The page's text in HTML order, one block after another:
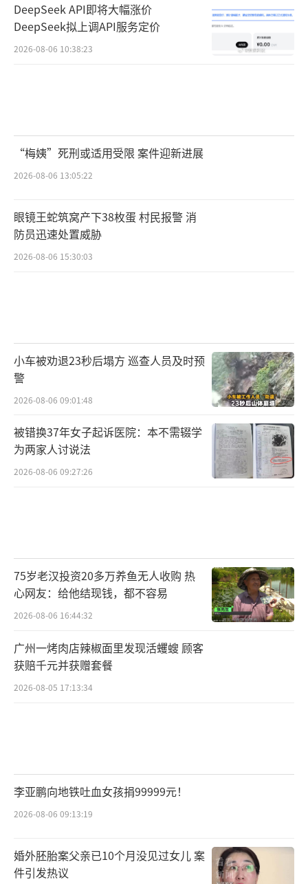
DeepSeek API即将大幅涨价
DeepSeek拟上调API服务定价
2026-08-06 10:38:23
“梅姨”死刑或适用受限 案件迎新进展
2026-08-06 13:05:22
眼镜王蛇筑窝产下38枚蛋 村民报警 消
防员迅速处置威胁
2026-08-06 15:30:03
小车被劝退23秒后塌方 巡查人员及时预
警
2026-08-06 09:01:48
被错换37年女子起诉医院：本不需辍学
为两家人讨说法
2026-08-06 09:27:26
75岁老汉投资20多万养鱼无人收购 热
心网友：给他结现钱，都不容易
2026-08-06 16:44:32
广州一烤肉店辣椒面里发现活蠼螋 顾客
获赔千元并获赠套餐
2026-08-05 17:13:34
李亚鹏向地铁吐血女孩捐99999元！
2026-08-06 09:13:19
婚外胚胎案父亲已10个月没见过女儿 案
件引发热议